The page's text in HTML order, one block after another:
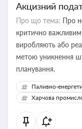
Акцизний
Про що тема: Про
критично важливим
виробляють або
метою уникнення
планування.
Паливно-
Харчова